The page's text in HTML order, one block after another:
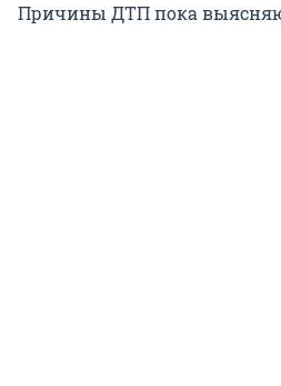
Причины ДТП пока